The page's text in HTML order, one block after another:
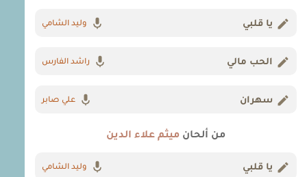
يا قلبي وليد الشامي
الحب مالي راشد الفارس
سهران علي صابر
من ألحان ميثم علاء الدين
يا قلبي وليد الشامي